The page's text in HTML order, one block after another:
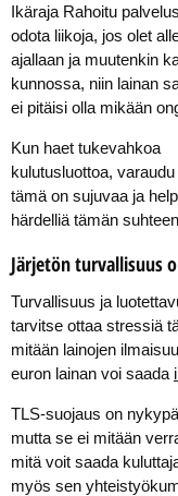
Ikäraja Rahoitu
odota liikoja, jos olet
ajallaan ja muutenkin
kunnossa, niin lainan
ei pitäisi olla mikään
Kun haet tukevahkoa
kulutusluottoa,
tämä on sujuvaa ja
härdelliä tämän
Järjetön turvallisuus
Turvallisuus ja
tarvitse ottaa stressiä
mitään lainojen
euron lainan voi saada
TLS-suojaus on
mutta se ei mitään
mitä voit saada
myös sen